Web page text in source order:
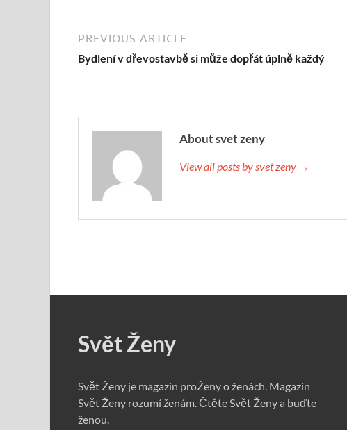
PREVIOUS ARTICLE
Bydlení v dřevostavbě si může dopřát úplně každý
About svet zeny
View all posts by svet zeny →
Svět Ženy
Svět Ženy je magazín proŽeny o ženách. Magazín
Svět Ženy rozumí ženám. Čtěte Svět Ženy a buďte
ženou.